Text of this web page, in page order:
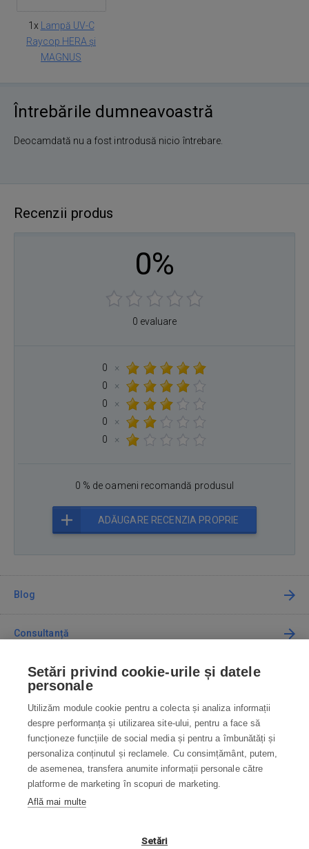
1x Lampă UV-C
Raycop HERA și
MAGNUS
Întrebările dumneavoastră
Deocamdată nu a fost introdusă nicio întrebare.
Recenzii produs
0%
0 evaluare
0
×
0
×
0
×
0
×
0
×
0 % de oameni recomandă produsul
ADĂUGARE RECENZIA PROPRIE
Blog
Consultanță
Cum cumpăr
Contact
Contactați-ne
info@robotworld.ro
031 22 97 010
Setări privind cookie-urile și datele
personale
Utilizăm module cookie pentru a colecta și analiza informații
despre performanța și utilizarea site-ului, pentru a face să
funcționeze funcțiile de social media și pentru a îmbunătăți și
personaliza conținutul și reclamele. Cu consimțământ, putem,
de asemenea, transfera anumite informații personale către
platforme de marketing în scopuri de marketing.
Află mai multe
Setări